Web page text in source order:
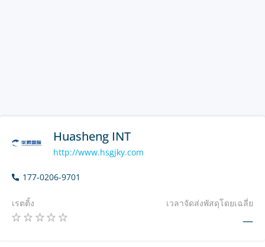
Huasheng INT
http://www.hsgjky.com
177-0206-9701
เรตติ้ง เวลาจัดส่งพัสดุโดยเฉลี่ย
—